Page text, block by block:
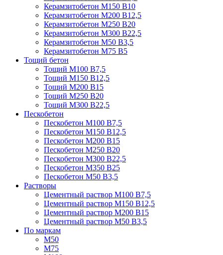
Керамзитобетон М150 В10
Керамзитобетон М200 В12,5
Керамзитобетон М250 В20
Керамзитобетон М300 В22,5
Керамзитобетон М50 В3,5
Керамзитобетон М75 В5
Тощий бетон
Тощий М100 В7,5
Тощий М150 В12,5
Тощий М200 В15
Тощий М250 В20
Тощий М300 В22,5
Пескобетон
Пескобетон М100 В7,5
Пескобетон М150 В12,5
Пескобетон М200 В15
Пескобетон М250 В20
Пескобетон М300 В22,5
Пескобетон М350 В25
Пескобетон М50 В3,5
Растворы
Цементный раствор М100 В7,5
Цементный раствор М150 В12,5
Цементный раствор М200 В15
Цементный раствор М50 В3,5
По маркам
М50
М75